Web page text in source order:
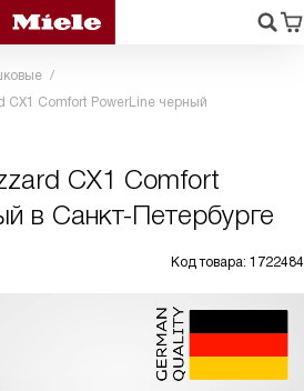
CX1 Comfort PowerLine черный
CX1 Comfort
в Санкт-Петербурге
Код товара: 1722484